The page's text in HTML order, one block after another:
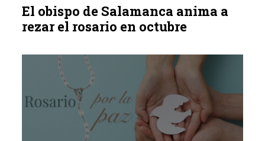
El obispo de Salamanca anima a
rezar el rosario en octubre